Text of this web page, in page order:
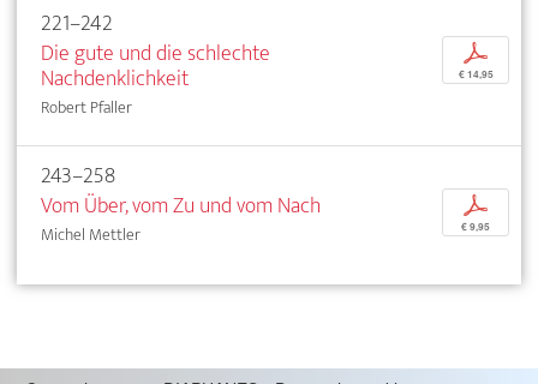
221–242
Die gute und die schlechte
Nachdenklichkeit
Robert Pfaller
p
€ 14,95
243–258
Vom Über, vom Zu und vom Nach
Michel Mettler
p
€ 9,95